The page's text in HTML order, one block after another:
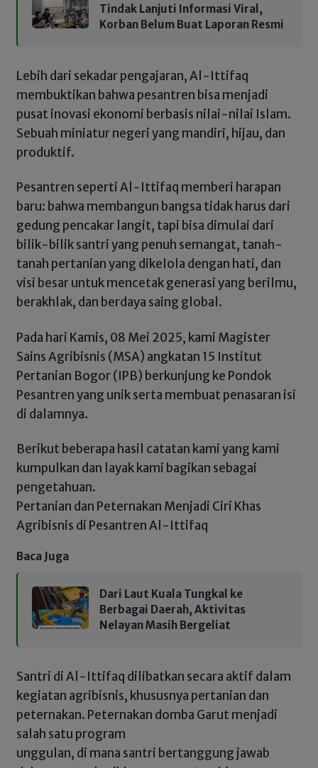
Tindak Lanjuti Informasi Viral,
Korban Belum Buat Laporan Resmi
Lebih dari sekadar pengajaran, Al-Ittifaq
membuktikan bahwa pesantren bisa menjadi
pusat inovasi ekonomi berbasis nilai-nilai Islam.
Sebuah miniatur negeri yang mandiri, hijau, dan
produktif.
Pesantren seperti Al-Ittifaq memberi harapan
baru: bahwa membangun bangsa tidak harus dari
gedung pencakar langit, tapi bisa dimulai dari
bilik-bilik santri yang penuh semangat, tanah-
tanah pertanian yang dikelola dengan hati, dan
visi besar untuk mencetak generasi yang berilmu,
berakhlak, dan berdaya saing global.
Pada hari Kamis, 08 Mei 2025, kami Magister
Sains Agribisnis (MSA) angkatan 15 Institut
Pertanian Bogor (IPB) berkunjung ke Pondok
Pesantren yang unik serta membuat penasaran isi
di dalamnya.
Berikut beberapa hasil catatan kami yang kami
kumpulkan dan layak kami bagikan sebagai
pengetahuan.
Pertanian dan Peternakan Menjadi Ciri Khas
Agribisnis di Pesantren Al-Ittifaq
Baca Juga
Dari Laut Kuala Tungkal ke
Berbagai Daerah, Aktivitas
Nelayan Masih Bergeliat
Santri di Al-Ittifaq dilibatkan secara aktif dalam
kegiatan agribisnis, khususnya pertanian dan
peternakan. Peternakan domba Garut menjadi
salah satu program
unggulan, di mana santri bertanggung jawab